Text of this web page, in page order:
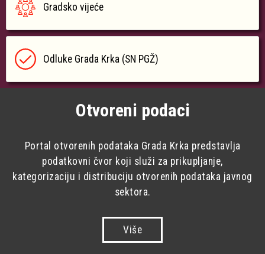
Gradsko vijeće
Odluke Grada Krka (SN PGŽ)
Otvoreni podaci
Portal otvorenih podataka Grada Krka predstavlja
podatkovni čvor koji služi za prikupljanje,
kategorizaciju i distribuciju otvorenih podataka javnog
sektora.
Više